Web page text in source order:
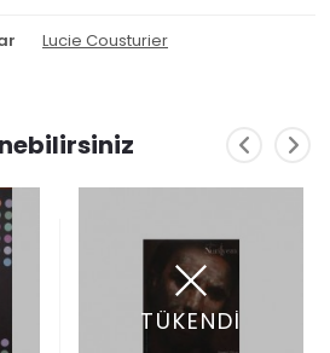
Lucie Cousturier
TÜKENDİ